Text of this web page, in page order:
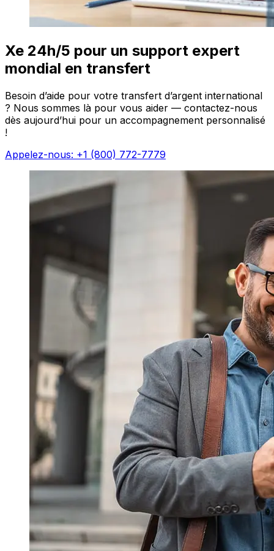
Xe 24h/5 pour un support expert
mondial en transfert
Besoin d’aide pour votre transfert d’argent international
? Nous sommes là pour vous aider — contactez-nous
dès aujourd’hui pour un accompagnement personnalisé
!
Appelez-nous: +1 (800) 772-7779